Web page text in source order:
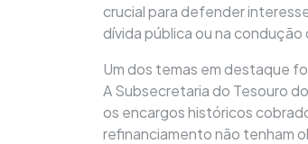
crucial para defender
dívida pública ou na
Um dos temas em destaque
A Subsecretaria do Tesouro
os encargos históricos
refinanciamento não tenham